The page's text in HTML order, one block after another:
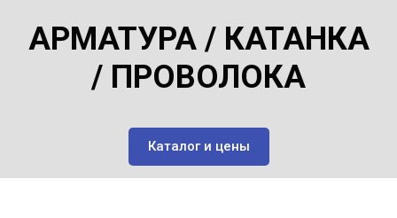
АРМАТУРА / КАТАНКА
/ ПРОВОЛОКА
Каталог и цены